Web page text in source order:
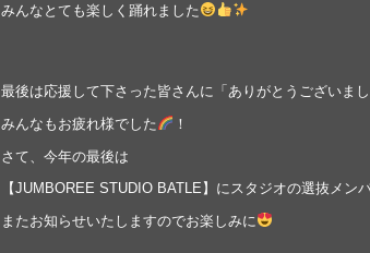
みんなとても楽しく踊れました
最後は応援して下さった皆さんに「ありがとうございま
みんなもお疲れ様でした
！
さて、今年の最後は
【JUMBOREE STUDIO BATLE】にスタジオの選抜メン
またお知らせいたしますのでお楽しみに